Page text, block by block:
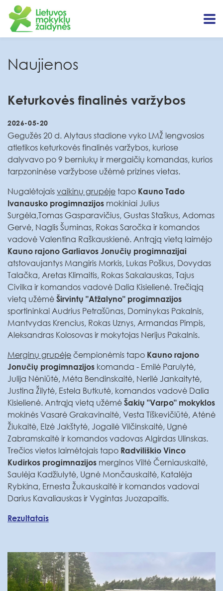
Naujienos
Keturkovės finalinės varžybos
2026-05-20
Gegužės 20 d. Alytaus stadione vyko LMŽ lengvosios
atletikos keturkovės finalinės varžybos, kuriose
dalyvavo po 9 berniukų ir mergaičių komandas, kurios
tarpzoninėse varžybose užėmė prizines vietas.
Nugalėtojaisvaikinų grupėjetapo Kauno Tado
Ivanausko progimnazijos mokiniai Julius
Surgėla,Tomas Gasparavičius, Gustas Staškus, Adomas
Gervė, Naglis Šuminas, Rokas Saročka ir komandos
vadovė Valentina Raškauskienė. Antrąją vietą laimėjo
Kauno rajono Garliavos Jonučių progimnazijai
atstovaujantys Mangiris Morkis, Lukas Poškus, Dovydas
Talačka, Aretas Klimaitis, Rokas Sakalauskas, Tajus
Civilka ir komandos vadovė Dalia Kisielienė. Trečiąją
vietą užėmė Širvintų "Atžalyno" progimnazijos
sportininkai Audrius Petrašūnas, Dominykas Pakalnis,
Mantvydas Krencius, Rokas Uznys, Armandas Pimpis,
Aleksandras Kolosovas ir mokytojas Nerijus Pakalnis.
Merginų grupėječempionėmis tapo Kauno rajono
Jonučių progimnazijos komanda - Emilė Parulytė,
Julija Nėniūtė, Mėta Bendinskaitė, Nerilė Jankaitytė,
Justina Žilytė, Estela Butkutė, komandos vadovė Dalia
Kisielienė. Antrąją vietą užėmė Šakių "Varpo" mokyklos
mokinės Vasarė Grakavinaitė, Vesta Tiškevičiūtė, Atėnė
Žiukaitė, Elzė Jakštytė, Jogailė Vilčinskaitė, Ugnė
Zabramskaitė ir komandos vadovas Algirdas Ulinskas.
Trečios vietos laimėtojais tapo Radviliškio Vinco
Kudirkos progimnazijos merginos Viltė Černiauskaitė,
Saulėja Kadžiulytė, Ugnė Mončauskaitė, Katalėja
Rybkina, Ernesta Žukauskaitė ir komandos vadovai
Darius Kavaliauskas ir Vygintas Juozapaitis.
Rezultatais